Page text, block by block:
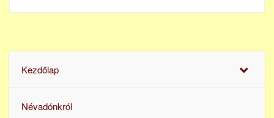
Kezdőlap
Névadónkról